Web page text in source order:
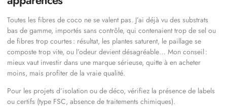
Toutes les fibres de coco ne se valent pas. J’ai déjà vu des substrats
bas de gamme, importés sans contrôle, qui contenaient trop de sel ou
de fibres trop courtes : résultat, les plantes saturent, le paillage se
composte trop vite, ou l’odeur devient désagréable… Mon conseil :
mieux vaut investir dans une marque sérieuse, quitte à en acheter
moins, mais profiter de la vraie qualité.
Pour les projets d’isolation ou de déco, vérifiez la présence de labels
ou certifs (type FSC, absence de traitements chimiques).